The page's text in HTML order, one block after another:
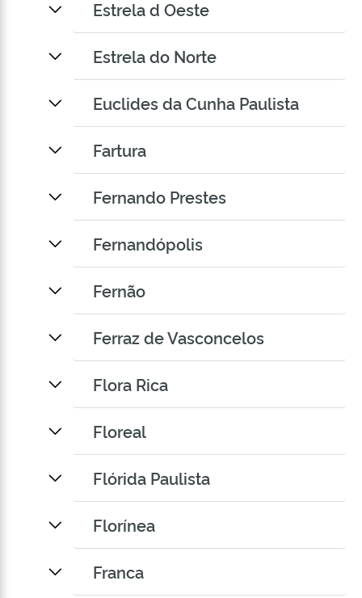
Estrela d Oeste
Estrela do Norte
Euclides da Cunha Paulista
Fartura
Fernando Prestes
Fernandópolis
Fernão
Ferraz de Vasconcelos
Flora Rica
Floreal
Flórida Paulista
Florínea
Franca